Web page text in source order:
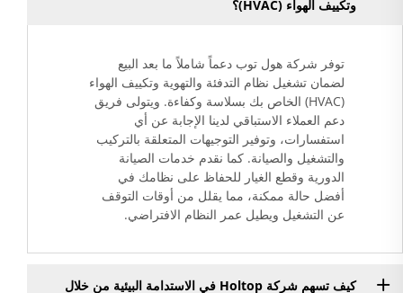
وتكييف الهواء (HVAC)؟
توفر شركة هول توب دعماً شاملاً ما بعد البيع
لضمان تشغيل نظام التدفئة والتهوية وتكييف الهواء
(HVAC) الخاص بك بسلاسة وكفاءة. ويتولى فريق
دعم العملاء الاستباقي لدينا الإجابة عن أي
استفسارات، وتوفير التوجيهات المتعلقة بالتركيب
والتشغيل والصيانة. كما نقدم خدمات الصيانة
الدورية وقطع الغيار للحفاظ على نظامك في
أفضل حالة ممكنة، مما يقلل من أوقات التوقف
عن التشغيل ويطيل عمر النظام الافتراضي.
كيف تسهم شركة Holtop في الاستدامة البيئية من خلال